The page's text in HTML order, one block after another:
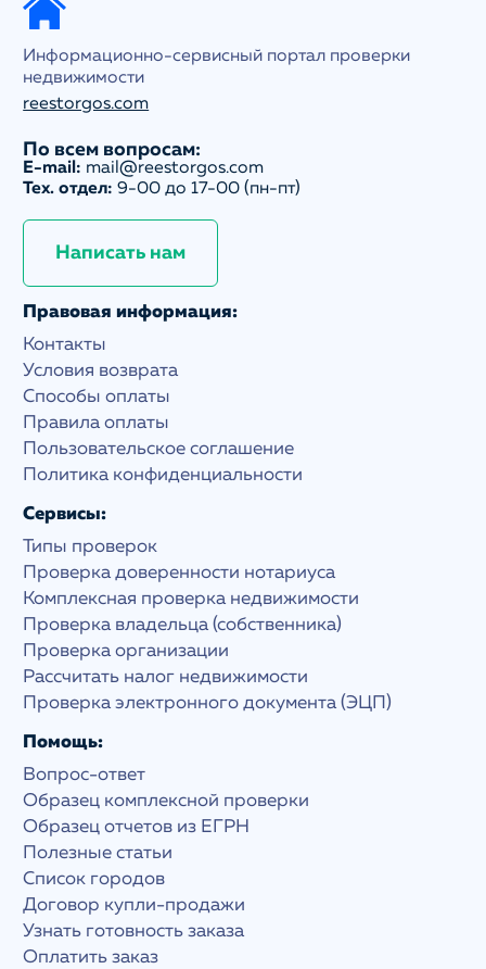
Информационно-сервисный портал проверки
недвижимости
reestorgos.com
По всем вопросам:
E-mail: mail@reestorgos.com
Тех. отдел: 9-00 до 17-00 (пн-пт)
Написать нам
Правовая информация:
Контакты
Условия возврата
Способы оплаты
Правила оплаты
Пользовательское соглашение
Политика конфиденциальности
Сервисы:
Типы проверок
Проверка доверенности нотариуса
Комплексная проверка недвижимости
Проверка владельца (собственника)
Проверка организации
Рассчитать налог недвижимости
Проверка электронного документа (ЭЦП)
Помощь:
Вопрос-ответ
Образец комплексной проверки
Образец отчетов из ЕГРН
Полезные статьи
Список городов
Договор купли-продажи
Узнать готовность заказа
Оплатить заказ